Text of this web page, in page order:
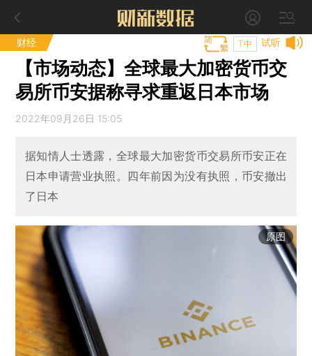
财经 试听
T中
【市场动态】全球最大加密货币交
易所币安据称寻求重返日本市场
2022年09月26日 15:05
据知情人士透露，全球最大加密货币交易所币安正在
日本申请营业执照。四年前因为没有执照，币安撤出
了日本
原图